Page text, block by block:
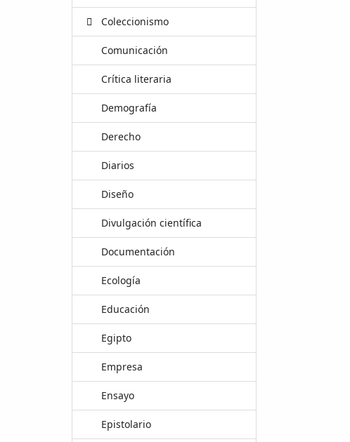
Coleccionismo
Comunicación
Crítica literaria
Demografía
Derecho
Diarios
Diseño
Divulgación científica
Documentación
Ecología
Educación
Egipto
Empresa
Ensayo
Epistolario